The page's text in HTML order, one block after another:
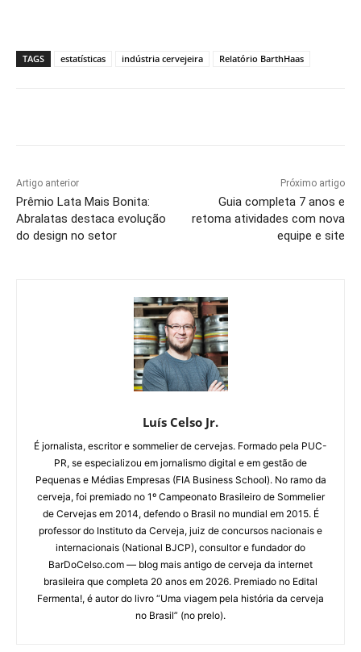
TAGS estatísticas indústria cervejeira Relatório BarthHaas
Artigo anterior
Prêmio Lata Mais Bonita:
Abralatas destaca evolução
do design no setor
Próximo artigo
Guia completa 7 anos e
retoma atividades com nova
equipe e site
Luís Celso Jr.
É jornalista, escritor e sommelier de cervejas. Formado pela PUC-
PR, se especializou em jornalismo digital e em gestão de
Pequenas e Médias Empresas (FIA Business School). No ramo da
cerveja, foi premiado no 1º Campeonato Brasileiro de Sommelier
de Cervejas em 2014, defendo o Brasil no mundial em 2015. É
professor do Instituto da Cerveja, juiz de concursos nacionais e
internacionais (National BJCP), consultor e fundador do
BarDoCelso.com — blog mais antigo de cerveja da internet
brasileira que completa 20 anos em 2026. Premiado no Edital
Fermenta!, é autor do livro “Uma viagem pela história da cerveja
no Brasil” (no prelo).